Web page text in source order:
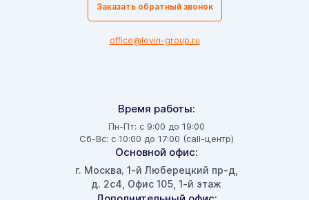
Время работы:
Пн-Пт: с 9:00 до 19:00
Сб-Вс: с 10:00 до 17:00 (call-центр)
Основной офис:
г. Москва, 1-й Люберецкий пр-д,
д. 2с4, Офис 105, 1-й этаж
Заказать обратный звонок
office@levin-group.ru